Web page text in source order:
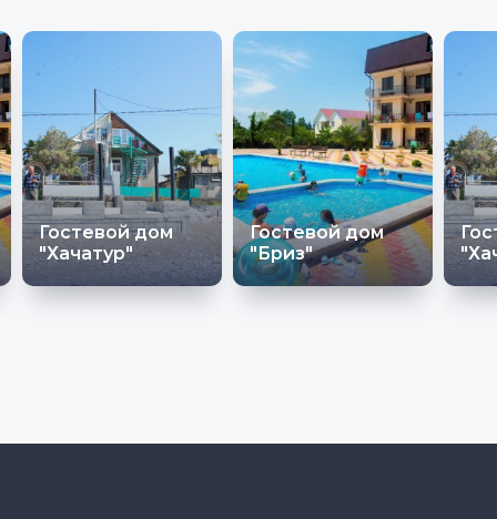
Гостевой дом
"Хачатур"
Гостевой дом
"Бриз"